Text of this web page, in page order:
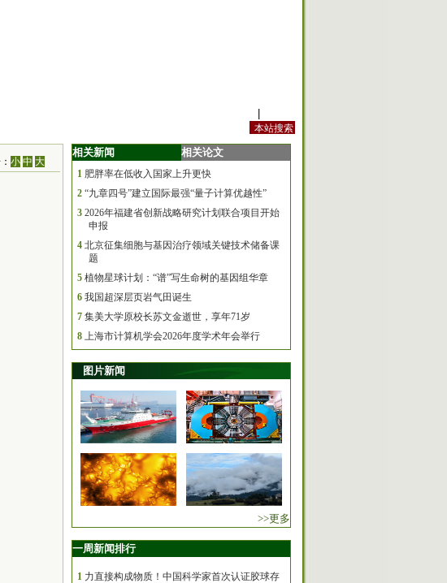
小 中 大
相关新闻 相关论文
1 肥胖率在低收入国家上升更快
2 “九章四号”建立国际最强“量子计算优越性”
3 2026年福建省创新战略研究计划联合项目开始
申报
4 北京征集细胞与基因治疗领域关键技术储备课
题
5 植物星球计划：“谱”写生命树的基因组华章
6 我国超深层页岩气田诞生
7 集美大学原校长苏文金逝世，享年71岁
8 上海市计算机学会2026年度学术年会举行
图片新闻
>>更多
一周新闻排行
1 力直接构成物质！中国科学家首次认证胶球存